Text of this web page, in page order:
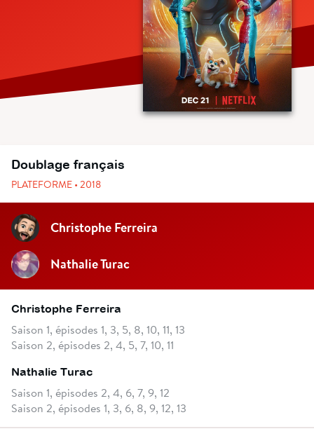
Doublage français
PLATEFORME • 2018
Christophe Ferreira
Nathalie Turac
Christophe Ferreira
Saison 1, épisodes 1, 3, 5, 8, 10, 11, 13
Saison 2, épisodes 2, 4, 5, 7, 10, 11
Nathalie Turac
Saison 1, épisodes 2, 4, 6, 7, 9, 12
Saison 2, épisodes 1, 3, 6, 8, 9, 12, 13